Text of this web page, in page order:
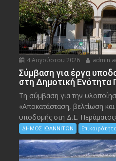
4 Αυγούστου 2026 admin
Σύμβαση για έργα
στη Δημοτική Ενότητα
Τη σύμβαση για την
«Αποκατάσταση, βελτίωση
υποδομής στη Δ.Ε.
ΔΗΜΟΣ ΙΩΑΝΝΙΤΩΝ